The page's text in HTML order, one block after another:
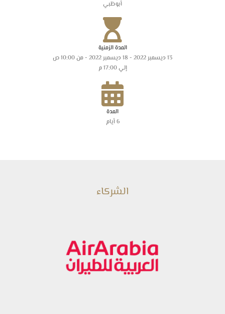
أبوظبي
المدة الزمنية
13 ديسمبر 2022 - 18 ديسمبر 2022 - من 10:00 ص
إلي 17:00 م
المدة
6 أيام
الشركاء